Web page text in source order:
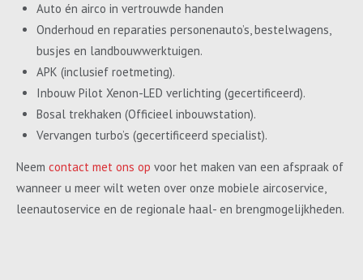
Auto én airco in vertrouwde handen
Onderhoud en reparaties personenauto’s, bestelwagens,
busjes en landbouwwerktuigen.
APK (inclusief roetmeting).
Inbouw Pilot Xenon-LED verlichting (gecertificeerd).
Bosal trekhaken (Officieel inbouwstation).
Vervangen turbo’s (gecertificeerd specialist).
Neem contact met ons op voor het maken van een afspraak of
wanneer u meer wilt weten over onze mobiele aircoservice,
leenautoservice en de regionale haal- en brengmogelijkheden.